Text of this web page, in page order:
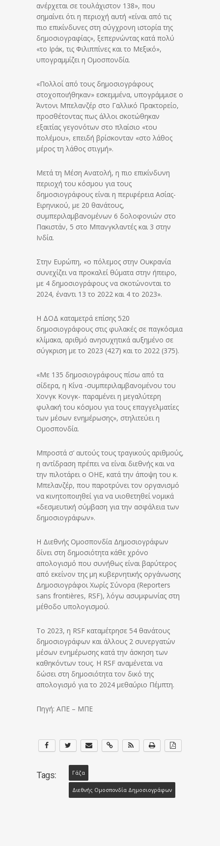
ανέρχεται σε τουλάχιστον 138», που
σημαίνει ότι η περιοχή αυτή «είναι από τις
πιο επικίνδυνες στη σύγχρονη ιστορία της
δημοσιογραφίας», ξεπερνώντας κατά πολύ
«το Ιράκ, τις Φιλιππίνες και το Μεξικό»,
υπογραμμίζει η Ομοσπονδία.
«Πολλοί από τους δημοσιογράφους
στοχοποιήθηκαν» εσκεμμένα, υπογράμμισε ο
Άντονι Μπελανζέρ στο Γαλλικό Πρακτορείο,
προσθέτοντας πως άλλοι σκοτώθηκαν
εξαιτίας γεγονότων στο πλαίσιο «του
πολέμου», επειδή βρίσκονταν «στο λάθος
μέρος τη λάθος στιγμή».
Μετά τη Μέση Ανατολή, η πιο επικίνδυνη
περιοχή του κόσμου για τους
δημοσιογράφους είναι η περιφέρεια Ασίας-
Ειρηνικού, με 20 θανάτους,
συμπεριλαμβανομένων 6 δολοφονιών στο
Πακιστάν, 5 στο Μπανγκλαντές και 3 στην
Ινδία.
Στην Ευρώπη, «ο πόλεμος στην Ουκρανία
συνεχίζει να προκαλεί θύματα στην ήπειρο,
με 4 δημοσιογράφους να σκοτώνονται το
2024, έναντι 13 το 2022 και 4 το 2023».
Η ΔΟΔ καταμετρά επίσης 520
δημοσιογράφους στις φυλακές σε παγκόσμια
κλίμακα, αριθμό ανησυχητικά αυξημένο σε
σύγκριση με το 2023 (427) και το 2022 (375).
«Με 135 δημοσιογράφους πίσω από τα
σίδερα, η Κίνα -συμπεριλαμβανομένου του
Χονγκ Κονγκ- παραμένει η μεγαλύτερη
φυλακή του κόσμου για τους επαγγελματίες
των μέσων ενημέρωσης», στηλιτεύει η
Ομοσπονδία.
Μπροστά σ’ αυτούς τους τραγικούς αριθμούς,
η αντίδραση πρέπει να είναι διεθνής και να
την πιλοτάρει ο ΟΗΕ, κατά την άποψη του κ.
Μπελανζέρ, που παροτρύνει τον οργανισμό
να κινητοποιηθεί για να υιοθετηθεί νομικά
«δεσμευτική σύμβαση για την ασφάλεια των
δημοσιογράφων».
Η Διεθνής Ομοσπονδία Δημοσιογράφων
δίνει στη δημοσιότητα κάθε χρόνο
απολογισμό που συνήθως είναι βαρύτερος
από εκείνον της μη κυβερνητικής οργάνωσης
Δημοσιογράφοι Χωρίς Σύνορα (Reporters
sans frontières, RSF), λόγω ασυμφωνίας στη
μέθοδο υπολογισμού.
Το 2023, η RSF καταμέτρησε 54 θανάτους
δημοσιογράφων και άλλους 2 συνεργατών
μέσων ενημέρωσης κατά την άσκηση των
καθηκόντων τους. Η RSF αναμένεται να
δώσει στη δημοσιότητα τον δικό της
απολογισμό για το 2024 μεθαύριο Πέμπτη.
Πηγή: ΑΠΕ – ΜΠΕ
Tags: Γάζα
Διεθνής Ομοσπονδία Δημοσιογράφων